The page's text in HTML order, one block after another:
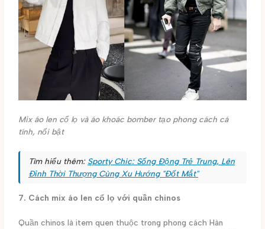
Mix áo len cổ lọ và áo khoác bomber tạo phong cách cá
tính, nổi bật
Tìm hiểu thêm: Sporty Chic: Sống Động Trẻ Trung, Lên
Đỉnh Thời Thượng Cùng Xu Hướng "Đốt Mắt"
7. Cách mix áo len cổ lọ với quần chinos
Quần chinos là item quen thuộc trong phong cách Hàn